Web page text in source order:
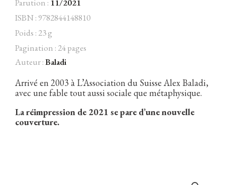
Facebook Instagram
(L’)
[nouvelle
édition]
Parution : 11/2021
ISBN : 9782844148810
Poids : 23 g
Pagination : 24 pages
Auteur :Baladi
Arrivé en 2003 à L’Association du Suisse Alex Baladi,
avec une fable tout aussi sociale que métaphysique.
La réimpression de 2021 se pare d’une nouvelle
couverture.